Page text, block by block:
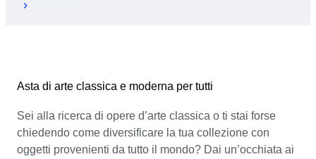
Asta di arte classica e moderna per tutti
Sei alla ricerca di opere d’arte classica o ti stai forse
chiedendo come diversificare la tua collezione con
oggetti provenienti da tutto il mondo? Dai un’occhiata ai